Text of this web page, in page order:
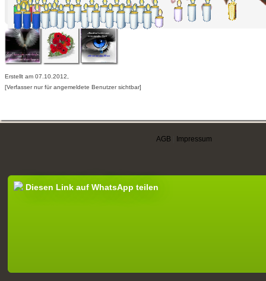
Erstellt am 07.10.2012,
[Verfasser nur für angemeldete Benutzer sichtbar]
AGB Impressum
Diesen Link auf WhatsApp teilen